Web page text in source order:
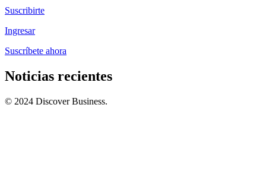
Suscribirte
Ingresar
Suscríbete ahora
Noticias recientes
© 2024 Discover Business.